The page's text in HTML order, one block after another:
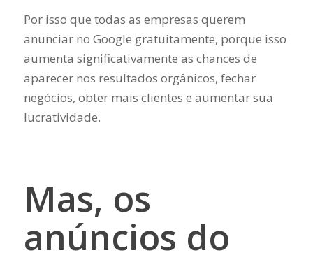
Por isso que todas as empresas querem
anunciar no Google gratuitamente, porque isso
aumenta significativamente as chances de
aparecer nos resultados orgânicos, fechar
negócios, obter mais clientes e aumentar sua
lucratividade.
Mas, os
anúncios do